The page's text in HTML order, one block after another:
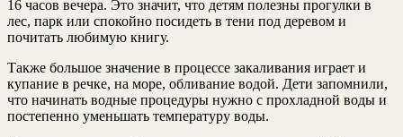
16 часов вечера. Это значит, что детям полезны прогулки в
лес, парк или спокойно посидеть в тени под деревом и
почитать любимую книгу.
Также большое значение в процессе закаливания играет и
купание в речке, на море, обливание водой. Дети запомнили,
что начинать водные процедуры нужно с прохладной воды и
постепенно уменьшать температуру воды.